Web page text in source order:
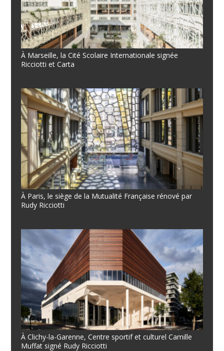
À Marseille, la Cité Scolaire Internationale signée
Ricciotti et Carta
À Paris, le siège de la Mutualité Française rénové par
Rudy Ricciotti
À Clichy-la-Garenne, Centre sportif et culturel Camille
Muffat signé Rudy Ricciotti